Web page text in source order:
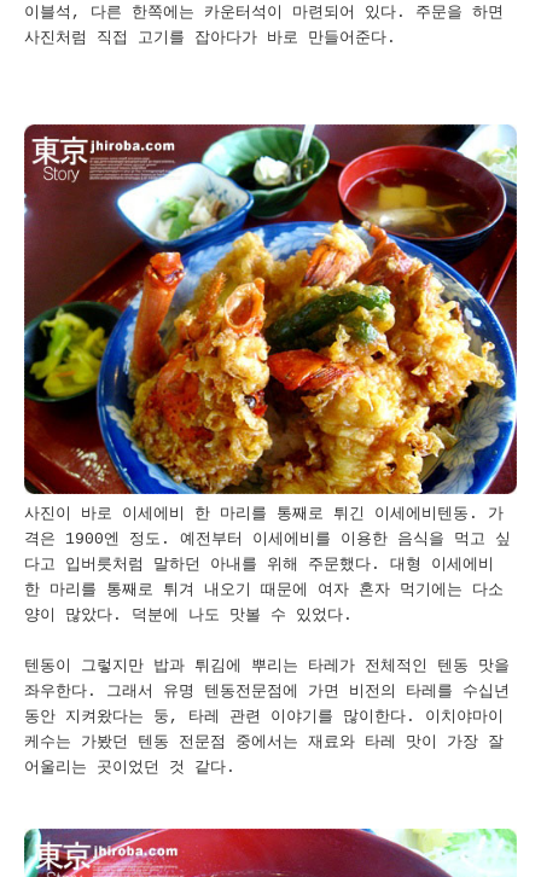
이블석, 다른 한쪽에는 카운터석이 마련되어 있다. 주문을 하면
사진처럼 직접 고기를 잡아다가 바로 만들어준다.
사진이 바로 이세에비 한 마리를 통째로 튀긴 이세에비텐동. 가
격은 1900엔 정도. 예전부터 이세에비를 이용한 음식을 먹고 싶
다고 입버릇처럼 말하던 아내를 위해 주문했다. 대형 이세에비
한 마리를 통째로 튀겨 내오기 때문에 여자 혼자 먹기에는 다소
양이 많았다. 덕분에 나도 맛볼 수 있었다.
텐동이 그렇지만 밥과 튀김에 뿌리는 타레가 전체적인 텐동 맛을
좌우한다. 그래서 유명 텐동전문점에 가면 비전의 타레를 수십년
동안 지켜왔다는 둥, 타레 관련 이야기를 많이한다. 이치야마이
케수는 가봤던 텐동 전문점 중에서는 재료와 타레 맛이 가장 잘
어울리는 곳이었던 것 같다.